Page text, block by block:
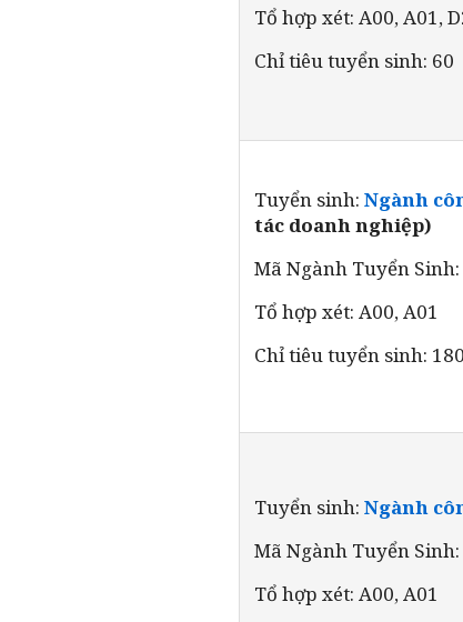
Tổ hợp xét: A00, A01,
Chỉ tiêu tuyển sinh: 60
Tuyển sinh:Ngành
tác doanh nghiệp)
Mã Ngành Tuyển
Tổ hợp xét: A00, A01
Chỉ tiêu tuyển sinh: 180
Tuyển sinh:Ngành
Mã Ngành Tuyển
Tổ hợp xét: A00, A01